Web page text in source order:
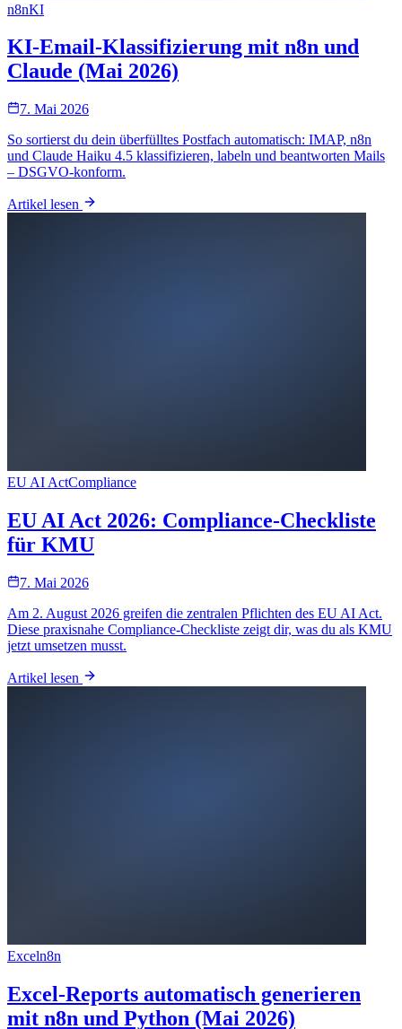
n8nKI
KI-Email-Klassifizierung mit n8n und
Claude (Mai 2026)
7. Mai 2026
So sortierst du dein überfülltes Postfach automatisch: IMAP, n8n
und Claude Haiku 4.5 klassifizieren, labeln und beantworten Mails
– DSGVO-konform.
Artikel lesen
EU AI ActCompliance
EU AI Act 2026: Compliance-Checkliste
für KMU
7. Mai 2026
Am 2. August 2026 greifen die zentralen Pflichten des EU AI Act.
Diese praxisnahe Compliance-Checkliste zeigt dir, was du als KMU
jetzt umsetzen musst.
Artikel lesen
Exceln8n
Excel-Reports automatisch generieren
mit n8n und Python (Mai 2026)